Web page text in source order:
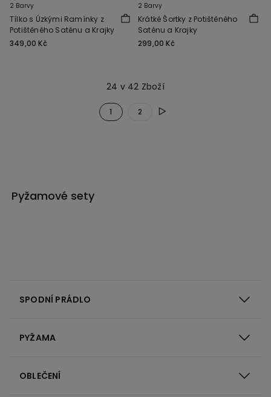
2 Barvy
Tílko s Úzkými Ramínky z
Potištěného Saténu a Krajky
349,00 Kč
2 Barvy
Krátké Šortky z Potištěného
Saténu a Krajky
299,00 Kč
24 v 42 Zboží
1 2
Pyžamové sety
SPODNÍ PRÁDLO
PYŽAMA
OBLEČENÍ